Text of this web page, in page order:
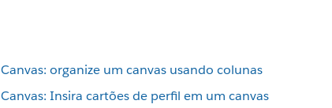
Canvas: organize um canvas usando colunas
Canvas: Insira cartões de perfil em um canvas